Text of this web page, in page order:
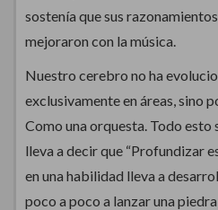
sostenía que sus
mejoraron con la música.
Nuestro cerebro no ha
exclusivamente en áreas, sino
Como una orquesta. Todo esto
lleva a decir que “Profundizar
en una habilidad lleva a
poco a poco a lanzar una